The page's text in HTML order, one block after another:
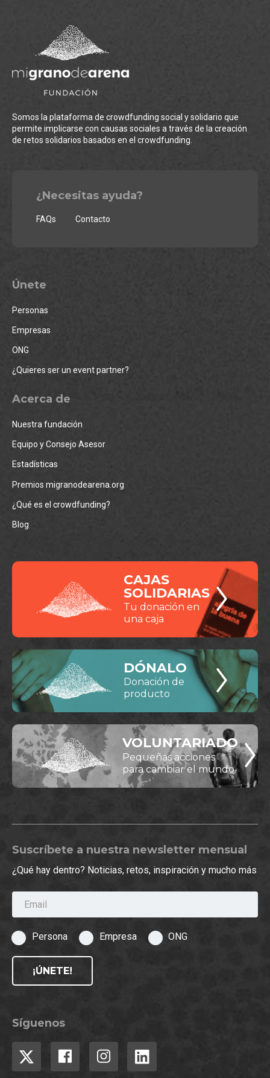
Somos la plataforma de crowdfunding social y solidario que
permite implicarse con causas sociales a través de la creación
de retos solidarios basados en el crowdfunding.
¿Necesitas ayuda?
FAQs Contacto
Únete
Personas
Empresas
ONG
¿Quieres ser un event partner?
Acerca de
Nuestra fundación
Equipo y Consejo Asesor
Estadísticas
Premios migranodearena.org
¿Qué es el crowdfunding?
Blog
CAJAS
SOLIDARIAS
Tu donación en
una caja
DÓNALO
Donación de
producto
VOLUNTARIADO
Pequeñas acciones
para cambiar el mundo
Suscríbete a nuestra newsletter mensual
¿Qué hay dentro? Noticias, retos, inspiración y mucho más
Email
Persona Empresa ONG
¡ÚNETE!
Síguenos